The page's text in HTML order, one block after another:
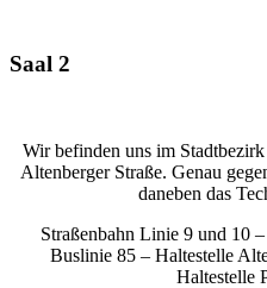
Saal 2
Wir befinden uns im
Altenberger Straße. Genau
daneben das
Straßenbahn Linie 9 und 10
Buslinie 85 – Haltestelle
Haltestelle